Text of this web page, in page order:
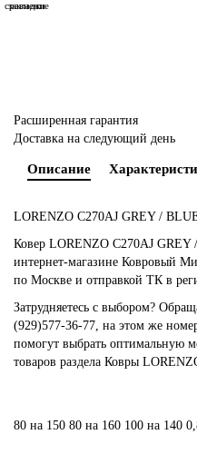
закладки
сравнение
Расширенная гарантия
Доставка на следующий день
Описание
LORENZO C270AJ GREY /
Ковер LORENZO C270AJ
интернет-магазине Ковровый
по Москве и отправкой ТК в
Затрудняетесь с выбором?
(929)577-36-77, на этом же
помогут выбрать оптимальную
товаров раздела Ковры
80 на 150 80 на 160 100 на 140